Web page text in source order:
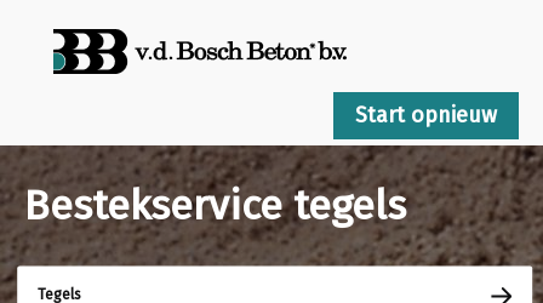
Start opnieuw
Bestekservice tegels
Tegels